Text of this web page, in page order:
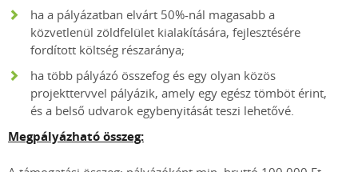
ha a pályázatban elvárt 50%-nál magasabb a
közvetlenül zöldfelület kialakítására, fejlesztésére
fordított költség részaránya;
ha több pályázó összefog és egy olyan közös
projekttervvel pályázik, amely egy egész tömböt érint,
és a belső udvarok egybenyitását teszi lehetővé.
Megpályázható összeg: